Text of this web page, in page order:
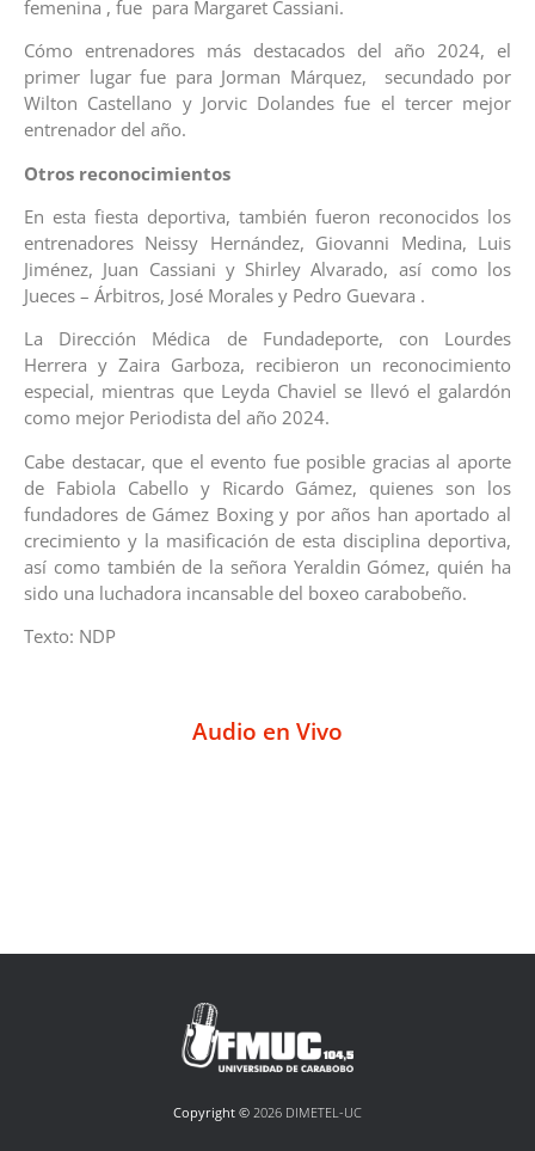
femenina , fue para Margaret Cassiani.
Cómo entrenadores más destacados del año 2024, el
primer lugar fue para Jorman Márquez, secundado por
Wilton Castellano y Jorvic Dolandes fue el tercer mejor
entrenador del año.
Otros reconocimientos
En esta fiesta deportiva, también fueron reconocidos los
entrenadores Neissy Hernández, Giovanni Medina, Luis
Jiménez, Juan Cassiani y Shirley Alvarado, así como los
Jueces – Árbitros, José Morales y Pedro Guevara .
La Dirección Médica de Fundadeporte, con Lourdes
Herrera y Zaira Garboza, recibieron un reconocimiento
especial, mientras que Leyda Chaviel se llevó el galardón
como mejor Periodista del año 2024.
Cabe destacar, que el evento fue posible gracias al aporte
de Fabiola Cabello y Ricardo Gámez, quienes son los
fundadores de Gámez Boxing y por años han aportado al
crecimiento y la masificación de esta disciplina deportiva,
así como también de la señora Yeraldin Gómez, quién ha
sido una luchadora incansable del boxeo carabobeño.
Texto: NDP
Audio en Vivo
Copyright © 2026 DIMETEL-UC